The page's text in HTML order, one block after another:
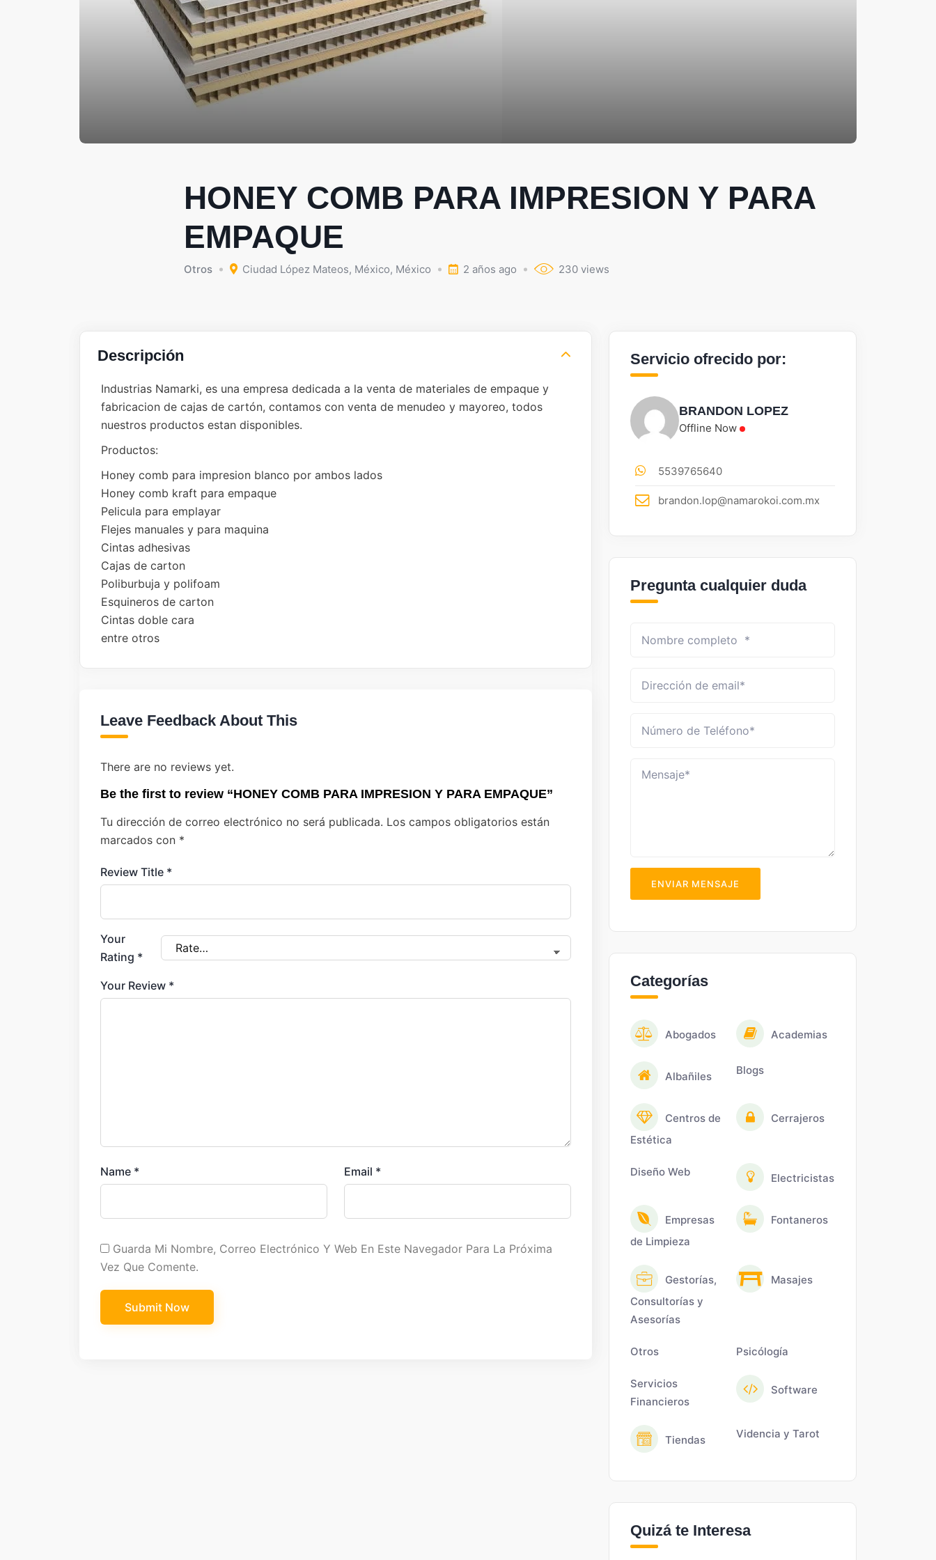
HONEY COMB PARA IMPRESION Y PARA
EMPAQUE
Otros Ciudad López Mateos, México, México 2 años ago 230 views
Descripción
Industrias Namarki, es una empresa dedicada a la venta de materiales de empaque y
fabricacion de cajas de cartón, contamos con venta de menudeo y mayoreo, todos
nuestros productos estan disponibles.
Productos:
Honey comb para impresion blanco por ambos lados
Honey comb kraft para empaque
Pelicula para emplayar
Flejes manuales y para maquina
Cintas adhesivas
Cajas de carton
Poliburbuja y polifoam
Esquineros de carton
Cintas doble cara
entre otros
Leave Feedback About This
There are no reviews yet.
Be the first to review “HONEY COMB PARA IMPRESION Y PARA EMPAQUE”
Tu dirección de correo electrónico no será publicada. Los campos obligatorios están
marcados con *
Review Title *
Your
Rating *
Your Review *
Name * Email *
Guarda Mi Nombre, Correo Electrónico Y Web En Este Navegador Para La Próxima
Vez Que Comente.
Servicio ofrecido por:
BRANDON LOPEZ
Offline Now
5539765640
brandon.lop@namarokoi.com.mx
Pregunta cualquier duda
ENVIAR MENSAJE
Categorías
Abogados Academias
Albañiles Blogs
Centros de
Estética
Cerrajeros
Diseño Web Electricistas
Empresas
de Limpieza
Fontaneros
Gestorías,
Consultorías y
Asesorías
Masajes
Otros Psicólogía
Servicios
Financieros
Software
Tiendas Videncia y Tarot
Quizá te Interesa